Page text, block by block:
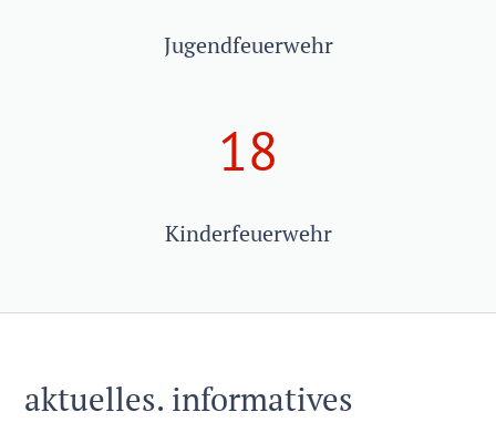
Jugendfeuerwehr
18
Kinderfeuerwehr
aktuelles. informatives